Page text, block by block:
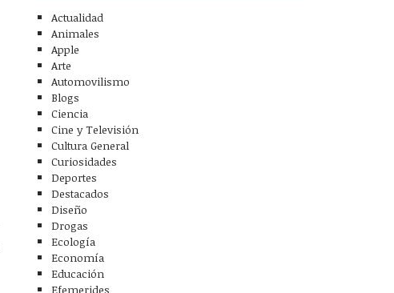
Actualidad
Animales
Apple
Arte
Automovilismo
Blogs
Ciencia
Cine y Televisión
Cultura General
Curiosidades
Deportes
Destacados
Diseño
Drogas
Ecología
Economía
Educación
Efemerides